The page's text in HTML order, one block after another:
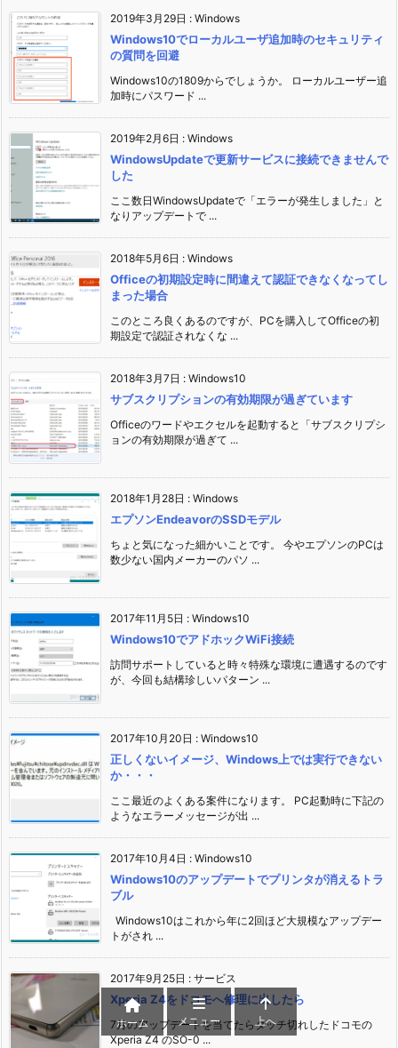
2019年3月29日 : Windows
Windows10でローカルユーザ追加時のセキュリティ
の質問を回避
Windows10の1809からでしょうか。 ローカルユーザー追
加時にパスワード ...
2019年2月6日 : Windows
WindowsUpdateで更新サービスに接続できませんで
した
ここ数日WindowsUpdateで「エラーが発生しました」と
なりアップデートで ...
2018年5月6日 : Windows
Officeの初期設定時に間違えて認証できなくなってし
まった場合
このところ良くあるのですが、PCを購入してOfficeの初
期設定で認証されなくな ...
2018年3月7日 : Windows10
サブスクリプションの有効期限が過ぎています
Officeのワードやエクセルを起動すると「サブスクリプシ
ョンの有効期限が過ぎて ...
2018年1月28日 : Windows
エプソンEndeavorのSSDモデル
ちょと気になった細かいことです。 今やエプソンのPCは
数少ない国内メーカーのパソ ...
2017年11月5日 : Windows10
Windows10でアドホックWiFi接続
訪問サポートしていると時々特殊な環境に遭遇するのです
が、今回も結構珍しいパターン ...
2017年10月20日 : Windows10
正しくないイメージ、Windows上では実行できない
か・・・
ここ最近のよくある案件になります。 PC起動時に下記の
ようなエラーメッセージが出 ...
2017年10月4日 : Windows10
Windows10のアップデートでプリンタが消えるトラ
ブル
Windows10はこれから年に2回ほど大規模なアップデー
トがされ ...
2017年9月25日 : サービス
Xperia Z4をドコモへ修理に出したら
7月のアップデートを当てたらタッチ切れしたドコモの
Xperia Z4 のSO-0 ...
ホーム メニュー 上へ